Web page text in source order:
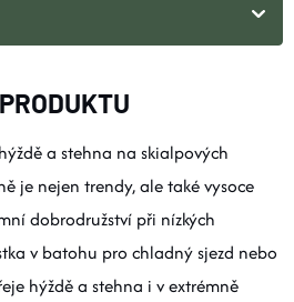
a stehna na skialpových
je nejen trendy, ale také vysoce
dobrodružství při nízkých
v batohu pro chladný sjezd nebo
hýždě a stehna i v extrémně